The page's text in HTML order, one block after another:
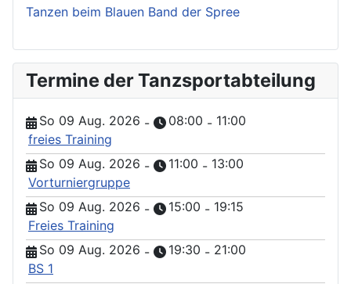
Tanzen beim Blauen Band der Spree
Termine der Tanzsportabteilung
So 09 Aug. 2026 - 08:00 - 11:00
freies Training
So 09 Aug. 2026 - 11:00 - 13:00
Vorturniergruppe
So 09 Aug. 2026 - 15:00 - 19:15
Freies Training
So 09 Aug. 2026 - 19:30 - 21:00
BS 1